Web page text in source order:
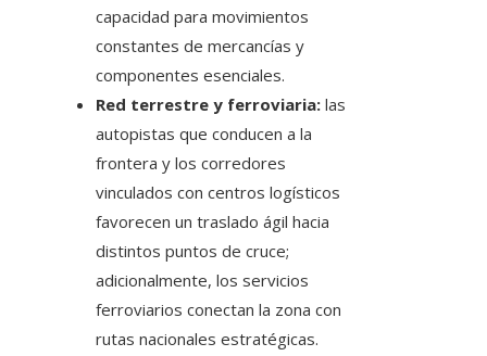
capacidad para movimientos
constantes de mercancías y
componentes esenciales.
Red terrestre y ferroviaria: las
autopistas que conducen a la
frontera y los corredores
vinculados con centros logísticos
favorecen un traslado ágil hacia
distintos puntos de cruce;
adicionalmente, los servicios
ferroviarios conectan la zona con
rutas nacionales estratégicas.